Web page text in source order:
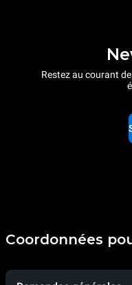
Restez au courant
Coordonnées